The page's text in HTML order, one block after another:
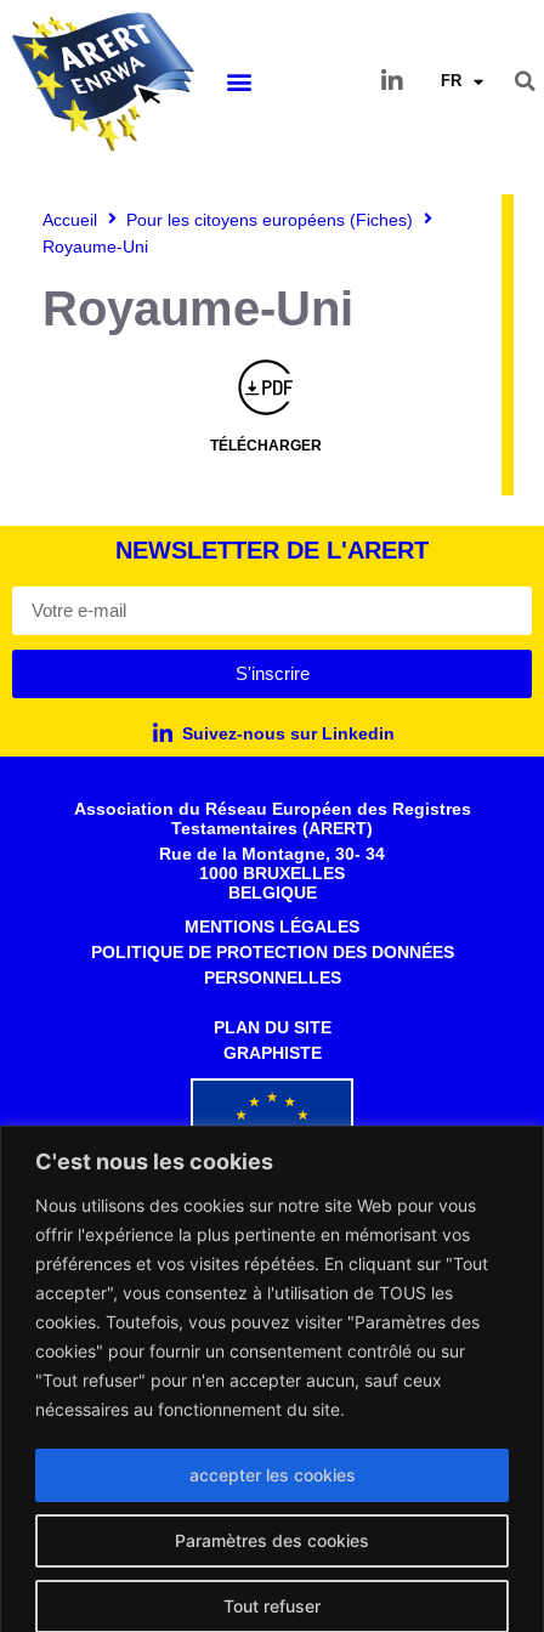
C'est nous les cookies
Nous utilisons des cookies sur notre site Web pour vous
offrir l'expérience la plus pertinente en mémorisant vos
préférences et vos visites répétées. En cliquant sur "Tout
accepter", vous consentez à l'utilisation de TOUS les
cookies. Toutefois, vous pouvez visiter "Paramètres des
cookies" pour fournir un consentement contrôlé ou sur
"Tout refuser" pour n'en accepter aucun, sauf ceux
nécessaires au fonctionnement du site.
Paramètres des cookies
Tout refuser
accepter les cookies
FR
Accueil
Pour les citoyens européens (Fiches)
Royaume-Uni
Royaume-Uni
TÉLÉCHARGER
NEWSLETTER DE L'ARERT
S'inscrire
Suivez-nous sur Linkedin
Association du Réseau Européen des Registres
Testamentaires (ARERT)
Rue de la Montagne, 30- 34
1000 BRUXELLES
BELGIQUE
MENTIONS LÉGALES
POLITIQUE DE PROTECTION DES DONNÉES
PERSONNELLES
PLAN DU SITE
GRAPHISTE
Co-financé par l'Union européenne
L’ARERT et les Notaires d’Europe collaborent dans l’intérêt des
citoyens européens
Montserrat_bold
ABCDEFGHIJKLMNOPQRSTUVWXYZ
abcdefghijklmnopqrstuvwxyz